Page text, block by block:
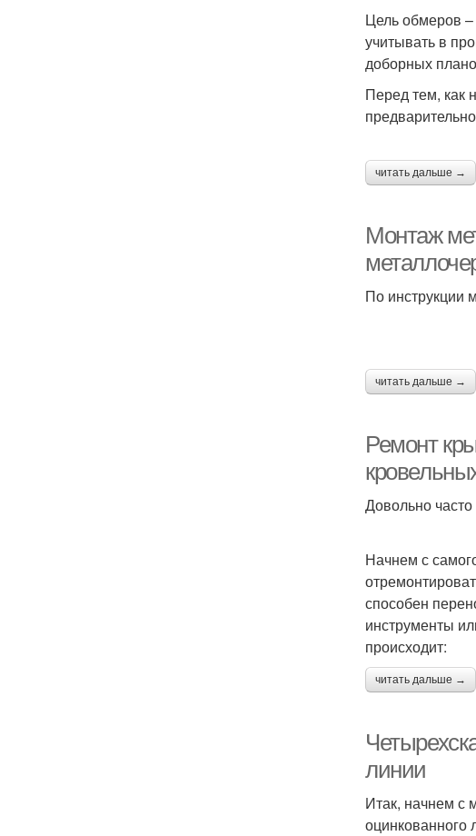
Цель обмеров –
учитывать в
доборных
Перед тем, как
читать дальше →
Монтаж
По инструкции
читать дальше →
Ремонт
Довольно
Начнем с
способен
инструменты
происходит:
читать дальше →
линии
Итак, начнем с